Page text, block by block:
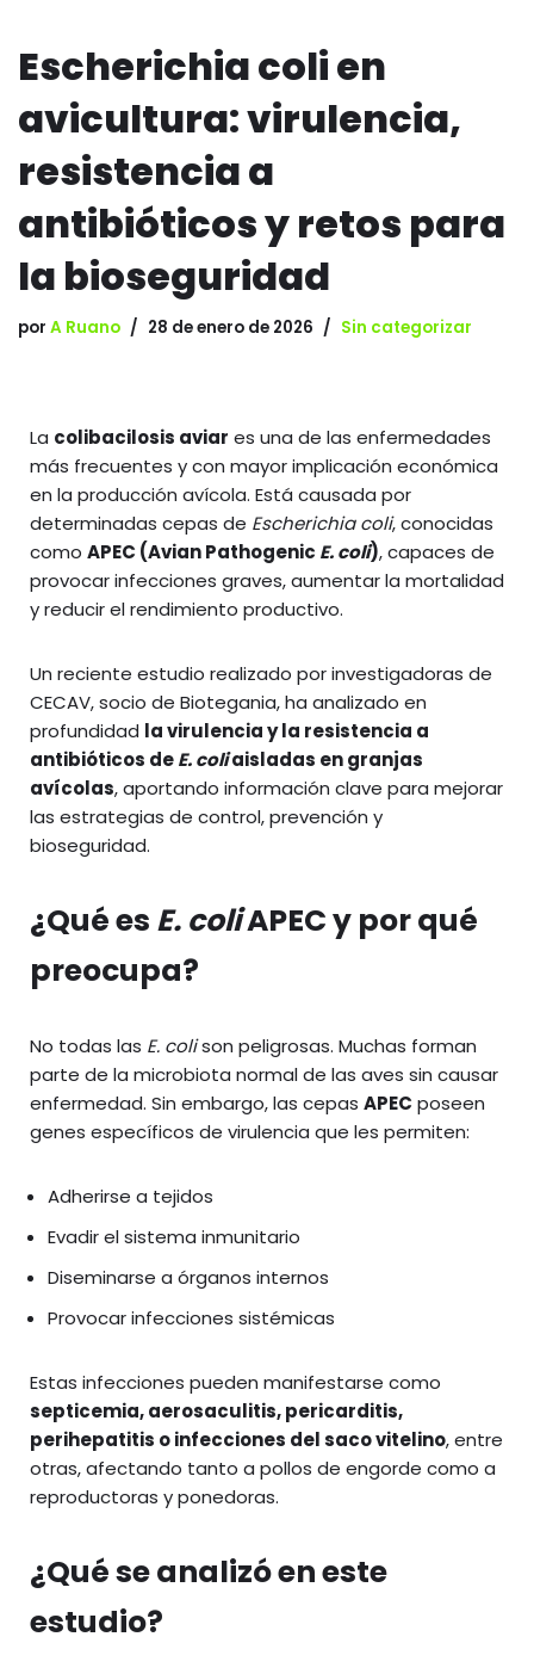
Escherichia coli en
avicultura: virulencia,
resistencia a
antibióticos y retos para
la bioseguridad
por A Ruano 28 de enero de 2026 Sin categorizar
La colibacilosis aviar es una de las enfermedades
más frecuentes y con mayor implicación económica
en la producción avícola. Está causada por
determinadas cepas de Escherichia coli, conocidas
como APEC (Avian Pathogenic E. coli), capaces de
provocar infecciones graves, aumentar la mortalidad
y reducir el rendimiento productivo.
Un reciente estudio realizado por investigadoras de
CECAV, socio de Biotegania, ha analizado en
profundidad la virulencia y la resistencia a
antibióticos deE. coliaisladas en granjas
avícolas, aportando información clave para mejorar
las estrategias de control, prevención y
bioseguridad.
¿Qué es E. coliAPEC y por qué
preocupa?
No todas las E. colison peligrosas. Muchas forman
parte de la microbiota normal de las aves sin causar
enfermedad. Sin embargo, las cepas APEC poseen
genes específicos de virulencia que les permiten:
Adherirse a tejidos
Evadir el sistema inmunitario
Diseminarse a órganos internos
Provocar infecciones sistémicas
Estas infecciones pueden manifestarse como
septicemia, aerosaculitis, pericarditis,
perihepatitis o infecciones del saco vitelino, entre
otras, afectando tanto a pollos de engorde como a
reproductoras y ponedoras.
¿Qué se analizó en este
estudio?